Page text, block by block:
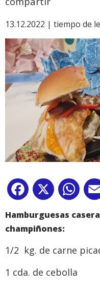
13.12.2022 | tiempo de
Facebook
X
Hamburguesas
champiñones:
1/2 kg. de carne
1 cda. de cebolla